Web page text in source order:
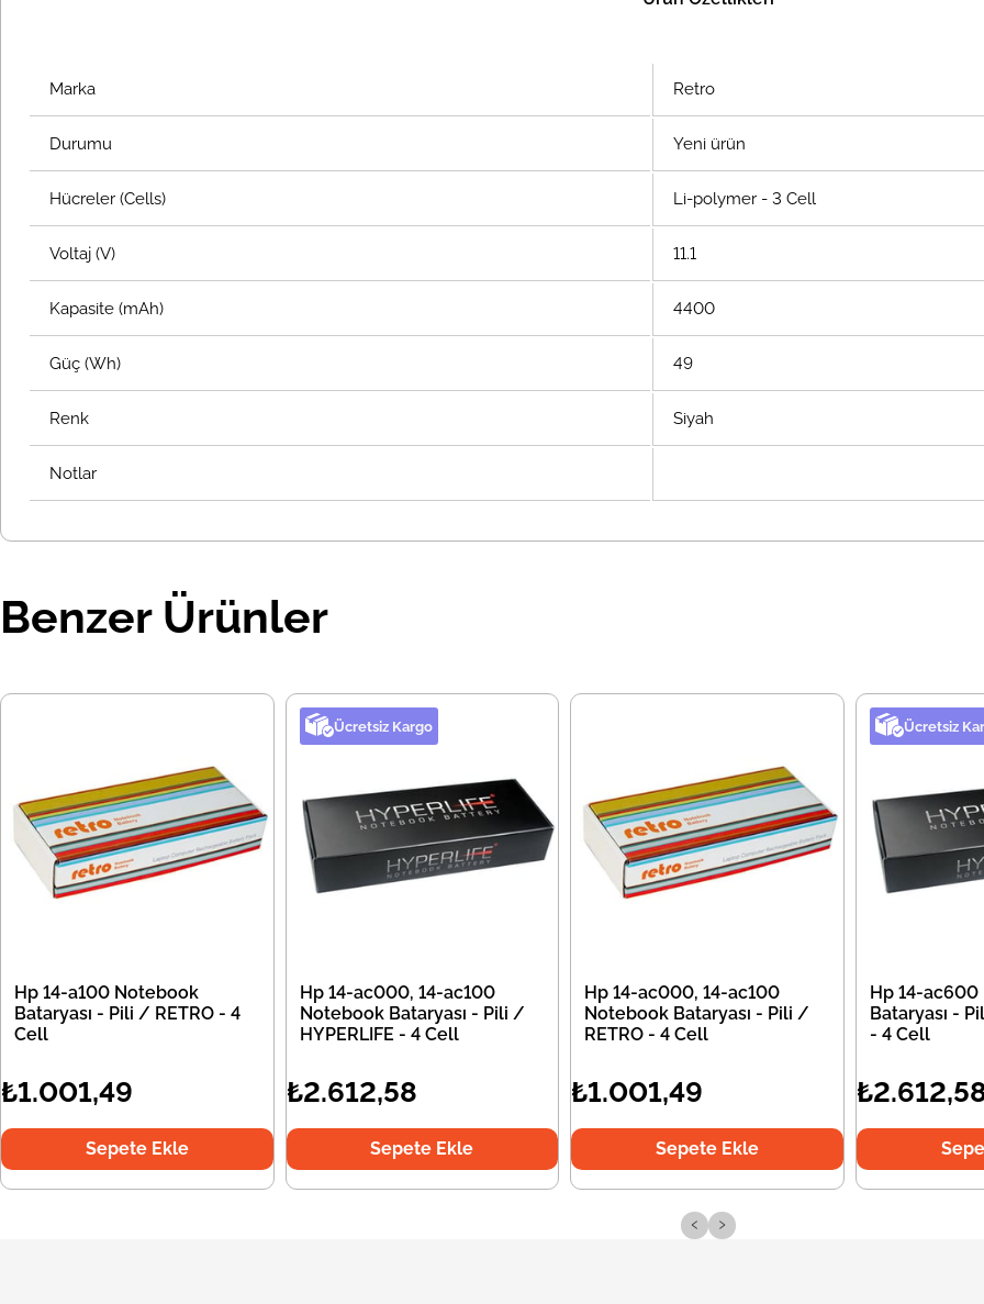
Marka Retro
Durumu Yeni ürün
Hücreler (Cells) Li-polymer - 3 Cell
Voltaj (V) 11.1
Kapasite (mAh) 4400
Güç (Wh) 49
Renk Siyah
Notlar
Benzer Ürünler
Hp 14-a100 Notebook
Bataryası - Pili / RETRO - 4
Cell
₺1.001,49
Sepete Ekle
Ücretsiz Kargo
Hp 14-ac000, 14-ac100
Notebook Bataryası - Pili /
HYPERLIFE - 4 Cell
₺2.612,58
Sepete Ekle
Hp 14-ac000, 14-ac100
Notebook Bataryası - Pili /
RETRO - 4 Cell
₺1.001,49
Sepete Ekle
Ücretsiz
Hp 14-
Bataryası -
- 4 Cell
‹ ›